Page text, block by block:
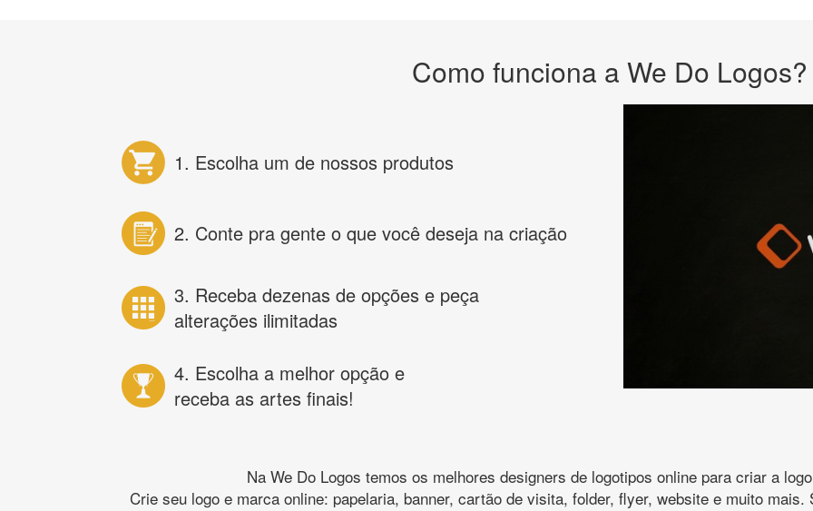
Como funciona a We Do Logos?
1. Escolha um de nossos produtos
2. Conte pra gente o que você deseja na criação
3. Receba dezenas de opções e peça
alterações ilimitadas
4. Escolha a melhor opção e
receba as artes finais!
Na We Do Logos temos os melhores designers de logotipos online para criar a
Crie seu logo e marca online: papelaria, banner, cartão de visita, folder, flyer, website e muito